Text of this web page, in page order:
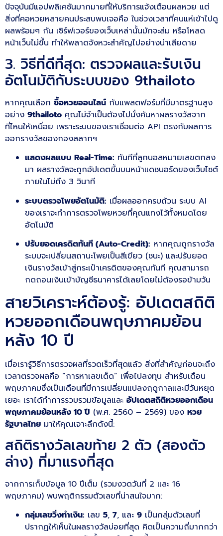
ปัจจุบันมีแอปพลิเคชันมากมายที่ให้บริการแจ้งเตือนผลหวย แต่
สิ่งที่คอหวยหลายคนประสบพบเจอคือ ในช่วงเวลาที่คนแห่เข้าไปดู
ผลพร้อมๆ กัน เซิร์ฟเวอร์ของเว็บเหล่านั้นมักจะล่ม หรือโหลด
หน้าเว็บไม่ขึ้น ทำให้พลาดจังหวะสำคัญไปอย่างน่าเสียดาย
3. วิธีที่ดีที่สุด: ตรวจผลและรับเงิน
อัตโนมัติกับระบบของ 9thailoto
หากคุณเลือก ซื้อหวยออนไลน์ กับแพลตฟอร์มที่มีมาตรฐานสูง
อย่าง 9thailoto คุณไม่จำเป็นต้องไปนั่งค้นหาผลรางวัลจาก
ที่ไหนให้เหนื่อย เพราะระบบของเราเชื่อมต่อ API ตรงกับผลการ
ออกรางวัลของกองสลากฯ
แสดงผลแบบ Real-Time: ทันทีที่ลูกบอลหมายเลขตกลง
มา ผลรางวัลจะถูกอัปเดตขึ้นบนหน้าแดชบอร์ดของเว็บไซต์
ภายในไม่ถึง 3 วินาที
ระบบตรวจโพยอัตโนมัติ: เมื่อผลออกครบถ้วน ระบบ AI
ของเราจะทำการตรวจโพยหวยที่คุณแทงไว้ทั้งหมดโดย
อัตโนมัติ
ปรับยอดเครดิตทันที (Auto-Credit): หากคุณถูกรางวัล
ระบบจะเปลี่ยนสถานะโพยเป็นสีเขียว (ชนะ) และปรับยอด
เงินรางวัลเข้าสู่กระเป๋าเครดิตของคุณทันที คุณสามารถ
กดถอนเงินเข้าบัญชีธนาคารได้เลยโดยไม่ต้องรอข้ามวัน
สายวิเคราะห์ต้องรู้: อัปเดตสถิติ
หวยออกเดือนพฤษภาคมย้อน
หลัง 10 ปี
เมื่อเรารู้วิธีการตรวจผลที่รวดเร็วที่สุดแล้ว สิ่งที่สำคัญก่อนจะถึง
เวลาตรวจผลคือ “การหาเลขเด็ด” เพื่อไปลงทุน สำหรับเดือน
พฤษภาคมซึ่งเป็นเดือนที่มีการเปลี่ยนแปลงฤดูกาลและมีวันหยุด
เยอะ เราได้ทำการรวบรวมข้อมูลและ อัปเดตสถิติหวยออกเดือน
พฤษภาคมย้อนหลัง 10 ปี (พ.ศ. 2560 – 2569) ของ หวย
รัฐบาลไทย มาให้คุณเจาะลึกดังนี้:
สถิติรางวัลเลขท้าย 2 ตัว (สองตัว
ล่าง) ที่มาแรงที่สุด
จากการเก็บข้อมูล 10 ปีเต็ม (รวมงวดวันที่ 2 และ 16
พฤษภาคม) พบพฤติกรรมตัวเลขที่น่าสนใจมาก:
กลุ่มเลขวิ่งทำเงิน: เลข 5, 7, และ 9 เป็นกลุ่มตัวเลขที่
ปรากฏให้เห็นในผลรางวัลบ่อยที่สุด คิดเป็นความถี่มากกว่า